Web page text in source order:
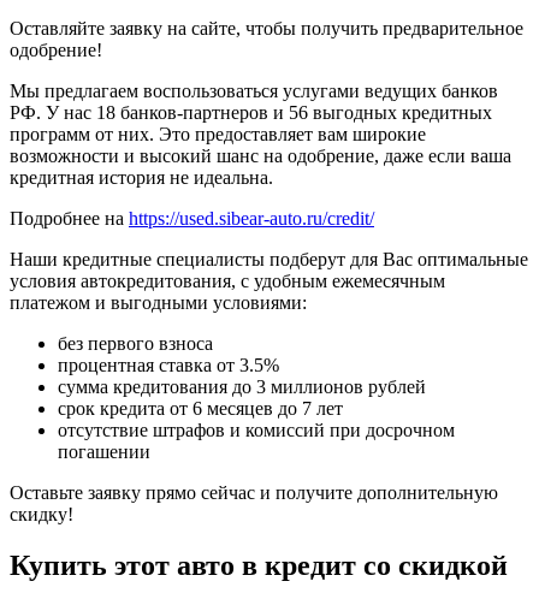
Оставляйте заявку на сайте, чтобы получить предварительное
одобрение!
Мы предлагаем воспользоваться услугами ведущих банков
РФ. У нас 18 банков-партнеров и 56 выгодных кредитных
программ от них. Это предоставляет вам широкие
возможности и высокий шанс на одобрение, даже если ваша
кредитная история не идеальна.
Подробнее на https://used.sibear-auto.ru/credit/
Наши кредитные специалисты подберут для Вас оптимальные
условия автокредитования, с удобным ежемесячным
платежом и выгодными условиями:
без первого взноса
процентная ставка от 3.5%
сумма кредитования до 3 миллионов рублей
срок кредита от 6 месяцев до 7 лет
отсутствие штрафов и комиссий при досрочном
погашении
Оставьте заявку прямо сейчас и получите дополнительную
скидку!
Купить этот авто в кредит со скидкой